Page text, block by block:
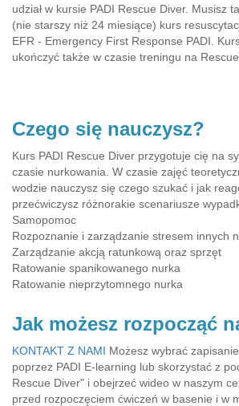
udział w kursie PADI Rescue Diver. Musisz
(nie starszy niż 24 miesiące) kurs
EFR - Emergency First Response PADI.
ukończyć także w czasie treningu na Rescue
Czego się nauczysz?
Kurs PADI Rescue Diver przygotuje cię na
czasie nurkowania. W czasie zajęć
wodzie nauczysz się czego szukać i jak
przećwiczysz różnorakie scenariusze
Samopomoc
Rozpoznanie i zarządzanie stresem innych
Zarządzanie akcją ratunkową oraz sprzęt
Ratowanie spanikowanego nurka
Ratowanie nieprzytomnego nurka
Jak możesz rozpocząć
KONTAKT Z NAMI Możesz wybrać
poprzez PADI E-learning lub skorzystać z
Rescue Diver" i obejrzeć wideo w naszym
przed rozpoczęciem ćwiczeń w basenie i w